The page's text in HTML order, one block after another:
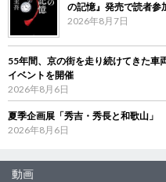
の記憶』発売で読者参
2026年8月7日
55年間、京の街を走り続けてきた
イベントを開催
2026年8月6日
夏季企画展「秀吉・秀長と和歌山
2026年8月6日
動画